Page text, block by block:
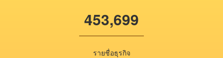
453,699
รายชื่อธุรกิจ